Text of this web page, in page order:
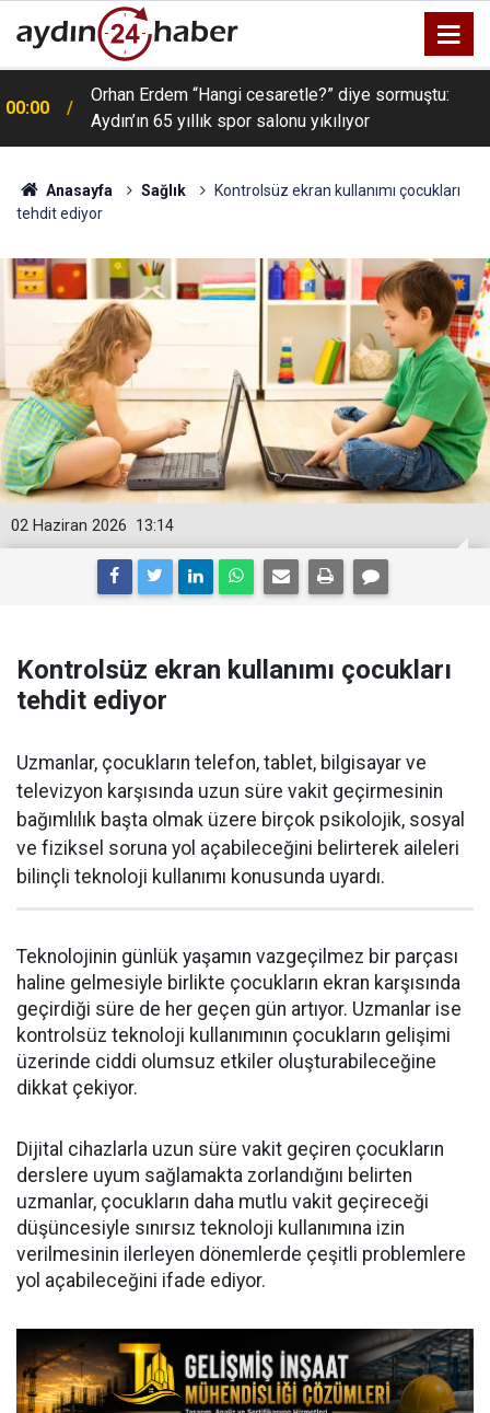
00:00
Orhan Erdem “Hangi cesaretle?” diye sormuştu:
Aydın’ın 65 yıllık spor salonu yıkılıyor
Anasayfa Sağlık
Kontrolsüz ekran kullanımı çocukları
tehdit ediyor
13:14
02 Haziran 2026
Kontrolsüz ekran kullanımı çocukları
tehdit ediyor
Uzmanlar, çocukların telefon, tablet, bilgisayar ve
televizyon karşısında uzun süre vakit geçirmesinin
bağımlılık başta olmak üzere birçok psikolojik, sosyal
ve fiziksel soruna yol açabileceğini belirterek aileleri
bilinçli teknoloji kullanımı konusunda uyardı.
Teknolojinin günlük yaşamın vazgeçilmez bir parçası
haline gelmesiyle birlikte çocukların ekran karşısında
geçirdiği süre de her geçen gün artıyor. Uzmanlar ise
kontrolsüz teknoloji kullanımının çocukların gelişimi
üzerinde ciddi olumsuz etkiler oluşturabileceğine
dikkat çekiyor.
Dijital cihazlarla uzun süre vakit geçiren çocukların
derslere uyum sağlamakta zorlandığını belirten
uzmanlar, çocukların daha mutlu vakit geçireceği
düşüncesiyle sınırsız teknoloji kullanımına izin
verilmesinin ilerleyen dönemlerde çeşitli problemlere
yol açabileceğini ifade ediyor.